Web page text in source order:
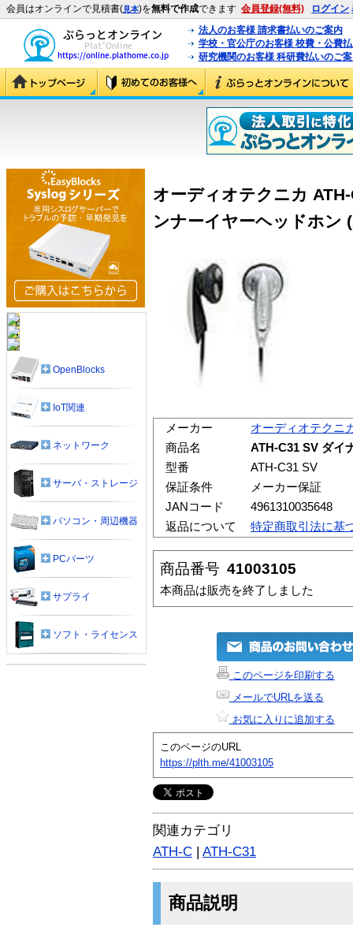
会員はオンラインで見積書(見本)を無料で作成できます 会員登録(無料) ログイン
法人のお客様 請求書払いのご案内
学校・官公庁のお客様 校費・公費
研究機関のお客様 科研費払いのご
オーディオテクニカ
ンナーイヤーヘッドホン
メーカー
オーディオテクニ
商品名
ATH-C31 SV ダイ
型番
ATH-C31 SV
保証条件
メーカー保証
JANコード
4961310035648
返品について
特定商取引法に基
商品番号 41003105
本商品は販売を終了しました
このページを印刷する
メールでURLを送る
お気に入りに追加する
このページのURL
https://plth.me/41003105
関連カテゴリ
ATH-C | ATH-C31
商品説明
OpenBlocks
IoT関連
ネットワーク
サーバ・ストレージ
パソコン・周辺機器
PCパーツ
サプライ
ソフト・ライセンス